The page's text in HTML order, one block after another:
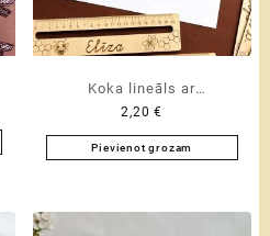
Koka lineāls ar
personalizētu tekstu un
joslu teksta lasīšanai | 20
2,20€
Pievienot grozam